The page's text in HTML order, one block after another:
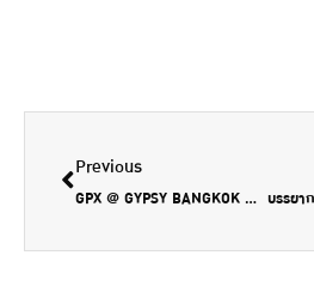
Previous
GPX @ GYPSY BANGKOK ณ ช่างชุ่ย